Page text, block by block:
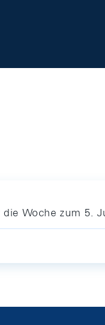
Woche zum 5.